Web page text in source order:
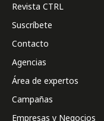
Revista CTRL
Suscríbete
Contacto
Agencias
Área de expertos
Campañas
Empresas y Negocios